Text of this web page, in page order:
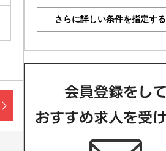
さらに詳しい条件を指定する